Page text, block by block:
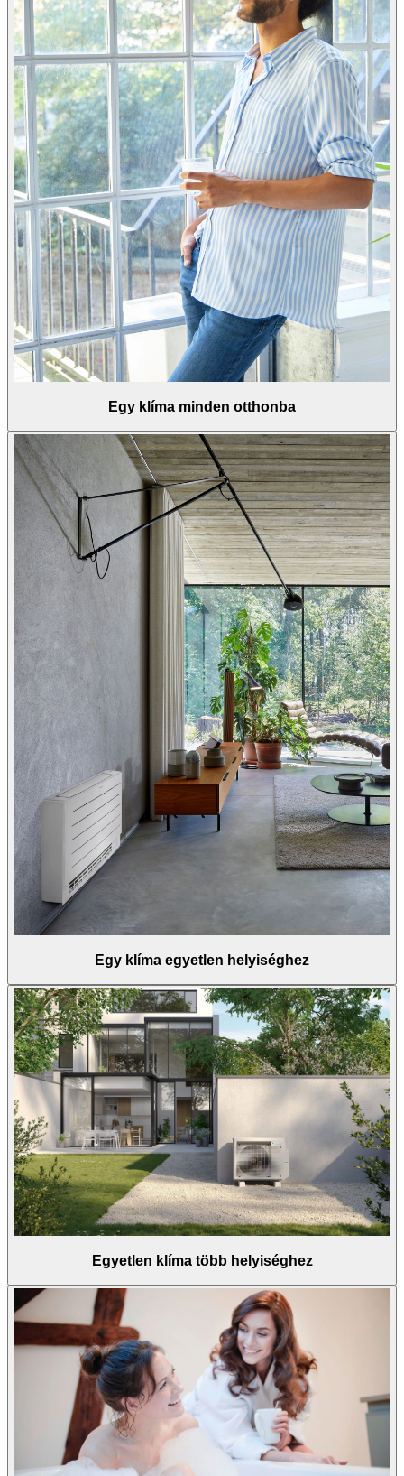
Egy klíma minden otthonba
Egy klíma egyetlen helyiséghez
Egyetlen klíma több helyiséghez